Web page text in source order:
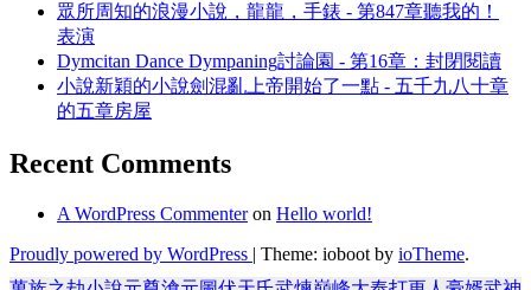
眾所周知的浪漫小說，龍龍，手錶 - 第847章聽我的！
表演
Dymcitan Dance Dympaning討論園 - 第16章：封閉閱讀
小說新穎的小說劍混亂上帝開始了一點 - 五千九八十章
的五章房屋
Recent Comments
A WordPress Commenteron Hello world!
Proudly powered by WordPress | Theme: ioboot by ioTheme.